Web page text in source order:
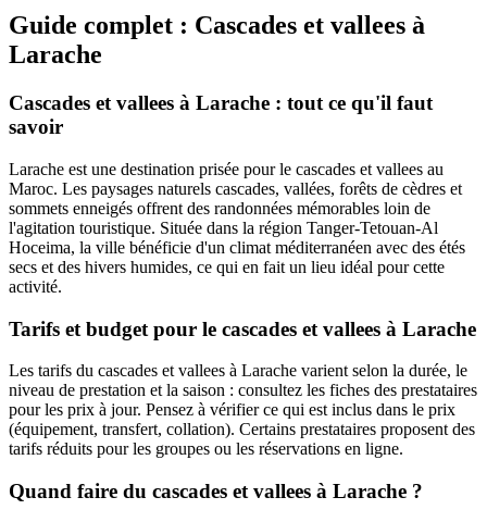
Guide complet : Cascades et vallees à
Larache
Cascades et vallees à Larache : tout ce qu'il faut
savoir
Larache est une destination prisée pour le cascades et vallees au
Maroc. Les paysages naturels cascades, vallées, forêts de cèdres et
sommets enneigés offrent des randonnées mémorables loin de
l'agitation touristique. Située dans la région Tanger-Tetouan-Al
Hoceima, la ville bénéficie d'un climat méditerranéen avec des étés
secs et des hivers humides, ce qui en fait un lieu idéal pour cette
activité.
Tarifs et budget pour le cascades et vallees à Larache
Les tarifs du cascades et vallees à Larache varient selon la durée, le
niveau de prestation et la saison : consultez les fiches des prestataires
pour les prix à jour. Pensez à vérifier ce qui est inclus dans le prix
(équipement, transfert, collation). Certains prestataires proposent des
tarifs réduits pour les groupes ou les réservations en ligne.
Quand faire du cascades et vallees à Larache ?